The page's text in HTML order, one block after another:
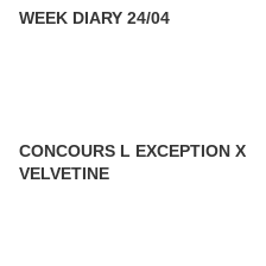
WEEK DIARY 24/04
CONCOURS L EXCEPTION X
VELVETINE